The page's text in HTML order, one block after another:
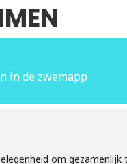
in de zwemapp
om gezamenlijk